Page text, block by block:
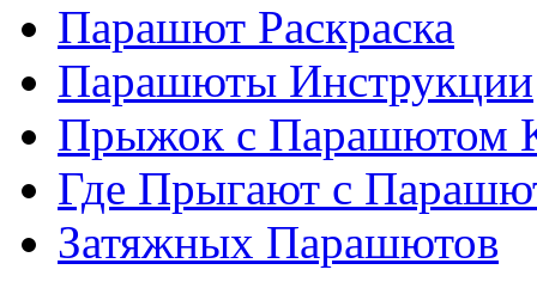
Парашют Раскраска
Парашюты Инструкции
Прыжок с Парашютом
Где Прыгают с
Затяжных Парашютов